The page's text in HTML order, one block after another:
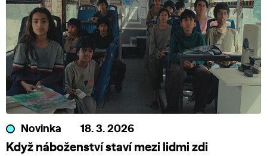
Novinka 18. 3. 2026
Když náboženství staví mezi lidmi zdi